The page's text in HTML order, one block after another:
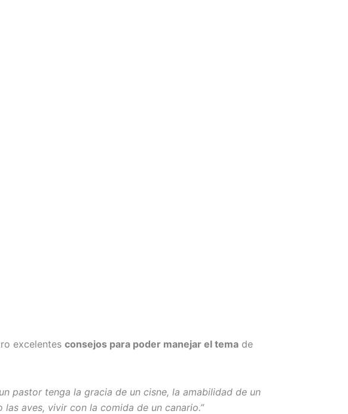
excelentes consejos para poder manejar el tema de
pastor tenga la gracia de un cisne, la amabilidad de un
aves, vivir con la comida de un canario.”